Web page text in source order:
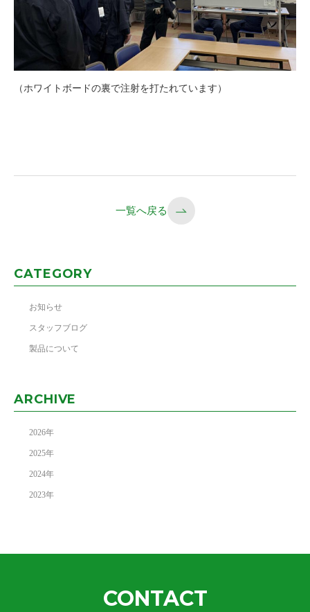
（ホワイトボードの裏で注射を打たれています）
一覧へ戻る
CATEGORY
お知らせ
スタッフブログ
製品について
ARCHIVE
2026年
2025年
2024年
2023年
CONTACT